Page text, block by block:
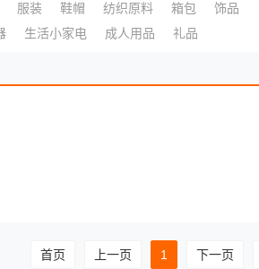
服装 鞋帽 纺织原料 箱包 饰品
生活小家电 成人用品 礼品
首页 上一页 1 下一页